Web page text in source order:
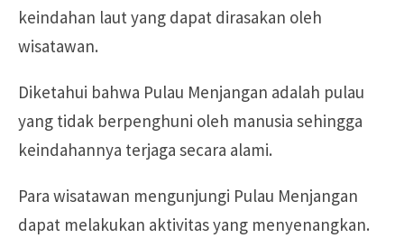
keindahan laut yang dapat dirasakan oleh
wisatawan.
Diketahui bahwa Pulau Menjangan adalah pulau
yang tidak berpenghuni oleh manusia sehingga
keindahannya terjaga secara alami.
Para wisatawan mengunjungi Pulau Menjangan
dapat melakukan aktivitas yang menyenangkan.